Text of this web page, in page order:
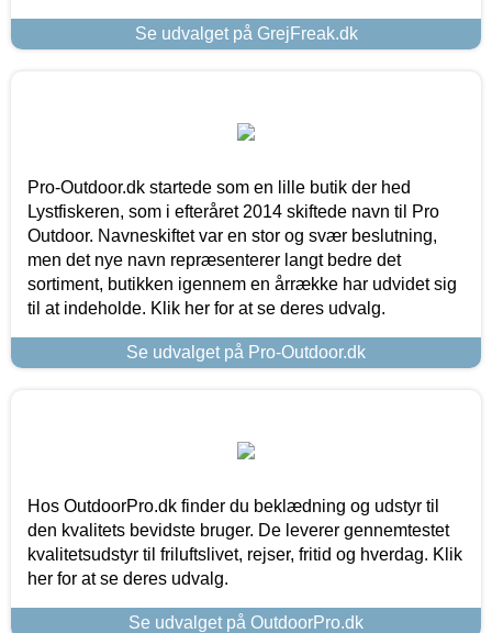
Se udvalget på GrejFreak.dk
Pro-Outdoor.dk startede som en lille butik der hed
Lystfiskeren, som i efteråret 2014 skiftede navn til Pro
Outdoor. Navneskiftet var en stor og svær beslutning,
men det nye navn repræsenterer langt bedre det
sortiment, butikken igennem en årrække har udvidet sig
til at indeholde. Klik her for at se deres udvalg.
Se udvalget på Pro-Outdoor.dk
Hos OutdoorPro.dk finder du beklædning og udstyr til
den kvalitets bevidste bruger. De leverer gennemtestet
kvalitetsudstyr til friluftslivet, rejser, fritid og hverdag. Klik
her for at se deres udvalg.
Se udvalget på OutdoorPro.dk